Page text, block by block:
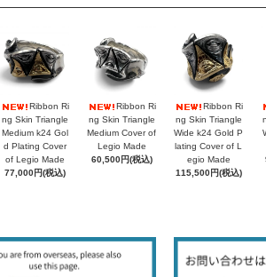
Ribbon Ri
ng Skin Triangle
Medium k24 Gol
d Plating Cover
of Legio Made
77,000円(税込)
Ribbon Ri
ng Skin Triangle
Medium Cover of
Legio Made
60,500円(税込)
Ribbon Ri
ng Skin Triangle
Wide k24 Gold P
lating Cover of L
egio Made
115,500円(税込)